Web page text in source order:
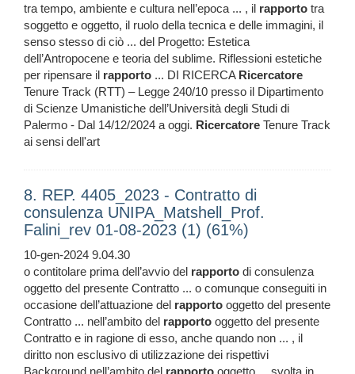
tra tempo, ambiente e cultura nell’epoca ... , il rapporto tra
soggetto e oggetto, il ruolo della tecnica e delle immagini, il
senso stesso di ciò ... del Progetto: Estetica
dell’Antropocene e teoria del sublime. Riflessioni estetiche
per ripensare il rapporto ... DI RICERCA Ricercatore
Tenure Track (RTT) – Legge 240/10 presso il Dipartimento
di Scienze Umanistiche dell’Università degli Studi di
Palermo - Dal 14/12/2024 a oggi. Ricercatore Tenure Track
ai sensi dell'art
8. REP. 4405_2023 - Contratto di
consulenza UNIPA_Matshell_Prof.
Falini_rev 01-08-2023 (1) (61%)
10-gen-2024 9.04.30
o contitolare prima dell’avvio del rapporto di consulenza
oggetto del presente Contratto ... o comunque conseguiti in
occasione dell’attuazione del rapporto oggetto del presente
Contratto ... nell’ambito del rapporto oggetto del presente
Contratto e in ragione di esso, anche quando non ... , il
diritto non esclusivo di utilizzazione dei rispettivi